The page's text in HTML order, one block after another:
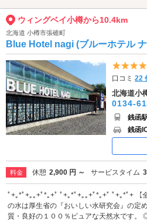
ウィングベイ小樽から10.4km
北海道 小樽市張碓町
Blue Hotel nagi (ブルーホテル
口コミ22
北海道小
0134-
銭函
銭函
料金 休憩 2,900 円 ～ サービスタイム
ﾟ+｡*ﾟ+｡｡+ﾟ*｡+ﾟ ﾟ+｡*ﾟ+｡｡+ﾟ*｡+ﾟ ﾟ+｡*ﾟ+
の水は厚生省の『おいしい水研究会』の定
質・良好の１００％ピュアな天然水です。